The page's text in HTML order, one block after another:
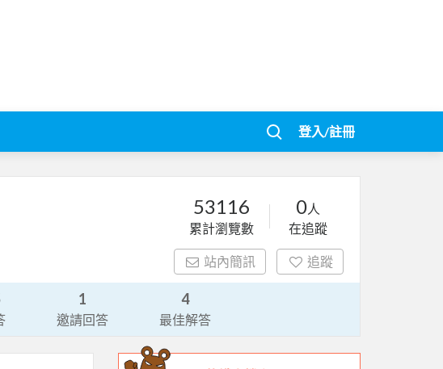
登入/註冊
53116
累計瀏覽數
0人
在追蹤
站內簡訊 追蹤
1
邀請回答
4
最佳解答